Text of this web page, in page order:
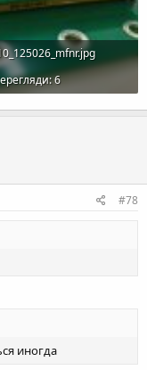
6
#78
иногда